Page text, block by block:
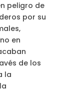
peligro de
por su
en
de los
la